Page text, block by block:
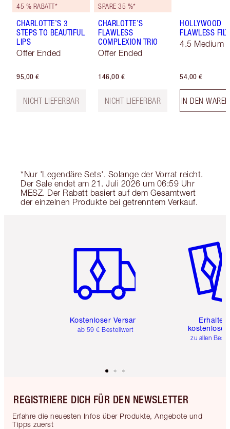
45 % RABATT*
CHARLOTTE’S 3
STEPS TO BEAUTIFUL
LIPS
Offer Ended
95,00 €
NICHT LIEFERBAR
SPARE 35 %*
CHARLOTTE’S
FLAWLESS
COMPLEXION TRIO
Offer Ended
146,00 €
NICHT LIEFERBAR
HOLLYWOOD
FLAWLESS
4.5 Medium
54,00 €
IN DEN
*Nur 'Legendäre Sets'. Solange der Vorrat reicht.
Der Sale endet am 21. Juli 2026 um 06:59 Uhr
MESZ. Der Rabatt basiert auf dem Gesamtwert
der einzelnen Produkte bei getrenntem Verkauf.
Kostenloser Versand
ab 59 € Bestellwert
Erhalte
kostenlose
zu allen
REGISTRIERE DICH FÜR DEN NEWSLETTER
Erfahre die neuesten Infos über Produkte, Angebote und
Tipps zuerst